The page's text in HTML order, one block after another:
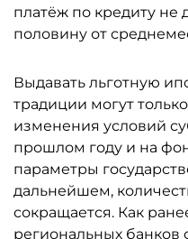
платёж по кредиту
половину от
Выдавать льготную
традиции могут
изменения условий
прошлом году и на
параметры
дальнейшем,
сокращается. Как
региональных банков